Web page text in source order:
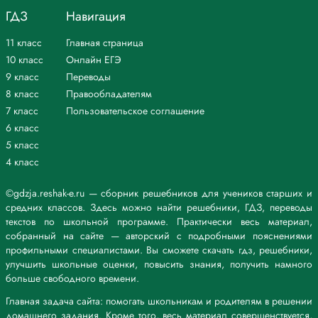
суффиксов -онн-, -енн- (ремесленный, революционный).
Н пишется:
1) в суффиксе -ин (орлиный, змеиный)
2) в суффиксе -ан- (-ян-) прилагательных, образованных от
существительных (песчаный, глиняный)
Исключения: оловянный, деревянный, стеклянный.
В кратких прилагательных пишется столько же букв н, сколько и в
полных.
6. Как различить суффиксы -к- и -ск- в прилагательных?
Суффикс К пишется:
2) в прилагательных, образованных от некоторых существительных с
основой на К/Ч/Ц (ткацкий – ткач);
В других прилагательных пишется суффикс СК: французский –
француз.
7. Какие сложные прилагательные пишутся слитно, а какие — через
дефис?
После шипящих в окончаниях и в суффиксах прилагательных пишем
буква О под ударением (холщовый, леденцовый; большой, чужого),
а без ударения пишем букву Е (хорошего, тягучего; плюшевый,
лицевой).
©gdzja.reshak-e.ru — сборник решебников для учеников старших и
средних классов. Здесь можно найти решебники, ГДЗ, переводы
текстов по школьной программе. Практически весь материал,
собранный на сайте — авторский с подробными пояснениями
профильными специалистами. Вы сможете скачать гдз, решебники,
улучшить школьные оценки, повысить знания, получить намного
больше свободного времени.
Главная задача сайта: помогать школьникам и родителям в решении
домашнего задания. Кроме того, весь материал совершенствуется,
ГДЗ
11 класс
10 класс
9 класс
8 класс
7 класс
6 класс
5 класс
4 класс
Навигация
Главная страница
Онлайн ЕГЭ
Переводы
Правообладателям
Пользовательское соглашение